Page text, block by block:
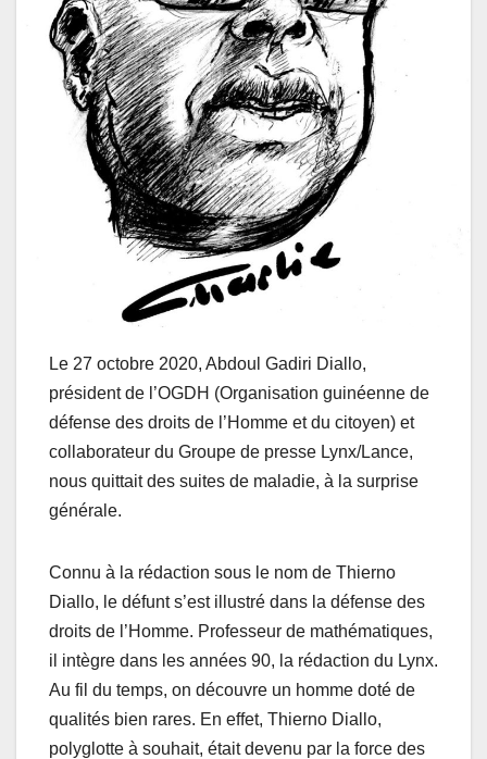
Le 27 octobre 2020, Abdoul Gadiri Diallo,
président de l’OGDH (Organisation guinéenne de
défense des droits de l’Homme et du citoyen) et
collaborateur du Groupe de presse Lynx/Lance,
nous quittait des suites de maladie, à la surprise
générale.
Connu à la rédaction sous le nom de Thierno
Diallo, le défunt s’est illustré dans la défense des
droits de l’Homme. Professeur de mathématiques,
il intègre dans les années 90, la rédaction du Lynx.
Au fil du temps, on découvre un homme doté de
qualités bien rares. En effet, Thierno Diallo,
polyglotte à souhait, était devenu par la force des